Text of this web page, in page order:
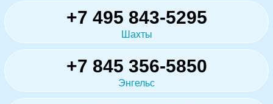
+7 495 843-5295
Шахты
+7 845 356-5850
Энгельс